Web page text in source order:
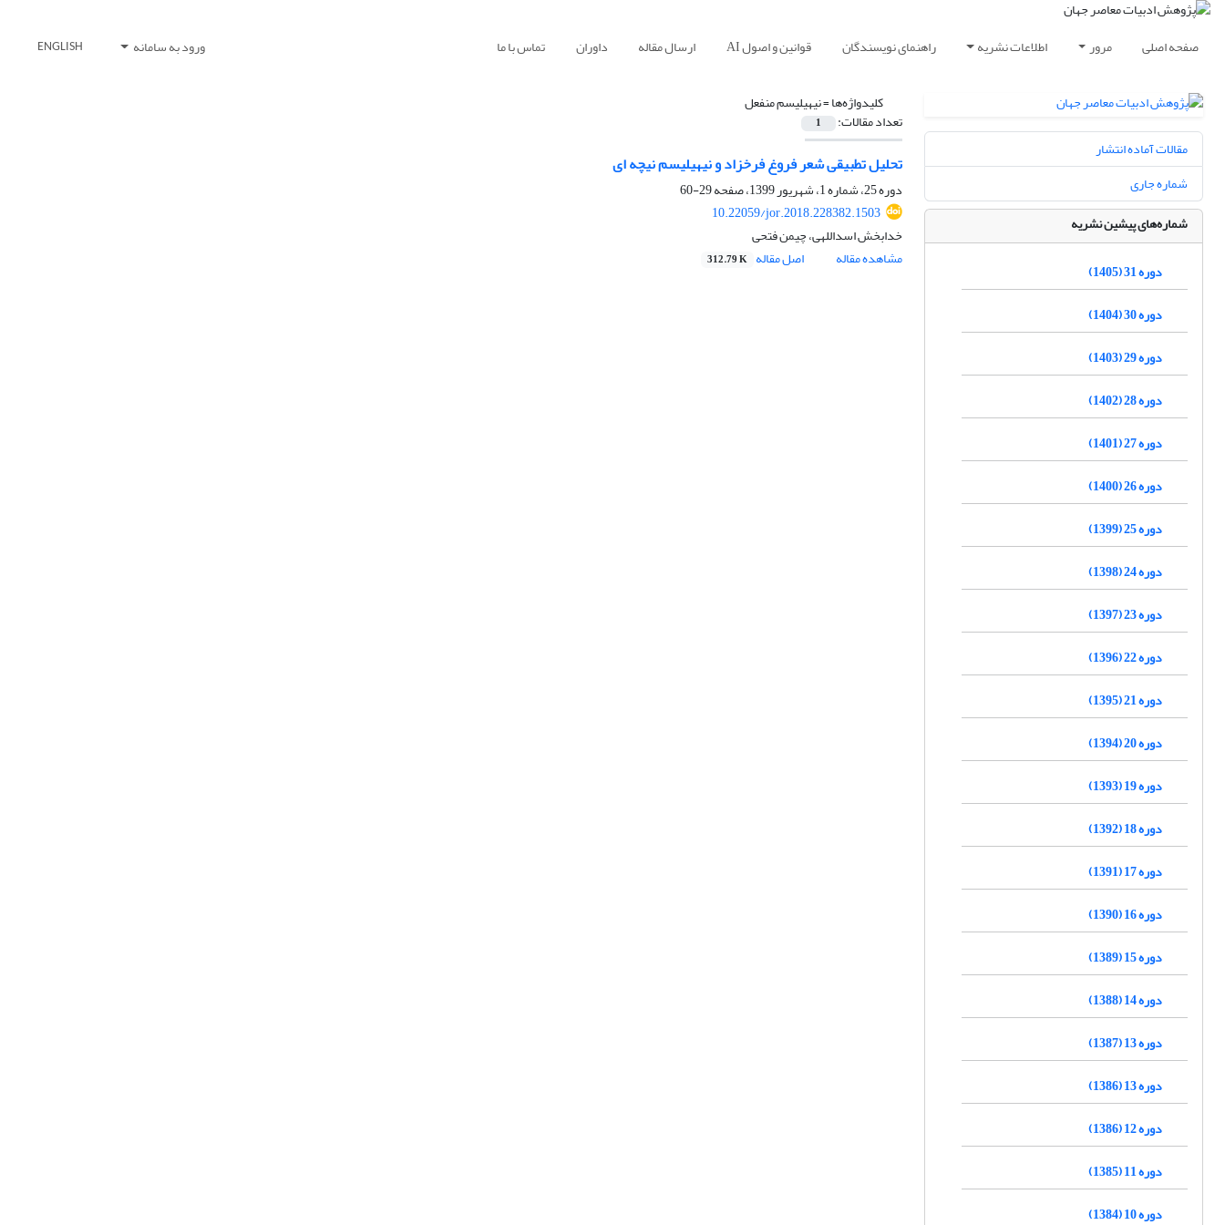
صفحه اصلی مرور اطلاعات نشریه راهنمای نویسندگان قوانین و اصول AI ارسال مقاله داوران تماس با ما ورود به سامانه ENGLISH
کلیدواژه‌ها =نیهیلیسم منفعل
تعداد مقالات: 1
تحلیل تطبیقی شعر فروغ فرخزاد و نیهیلیسم نیچه ای
دوره 25، شماره 1، شهریور 1399، صفحه
29-60
10.22059/jor.2018.228382.1503
خدابخش اسداللهی، چیمن فتحی
مشاهده مقاله
اصل مقاله 312.79 K
مقالات آماده انتشار
شماره جاری
شماره‌های پیشین نشریه
دوره 31 (1405)
دوره 30 (1404)
دوره 29 (1403)
دوره 28 (1402)
دوره 27 (1401)
دوره 26 (1400)
دوره 25 (1399)
دوره 24 (1398)
دوره 23 (1397)
دوره 22 (1396)
دوره 21 (1395)
دوره 20 (1394)
دوره 19 (1393)
دوره 18 (1392)
دوره 17 (1391)
دوره 16 (1390)
دوره 15 (1389)
دوره 14 (1388)
دوره 13 (1387)
دوره 13 (1386)
دوره 12 (1386)
دوره 11 (1385)
دوره 10 (1384)